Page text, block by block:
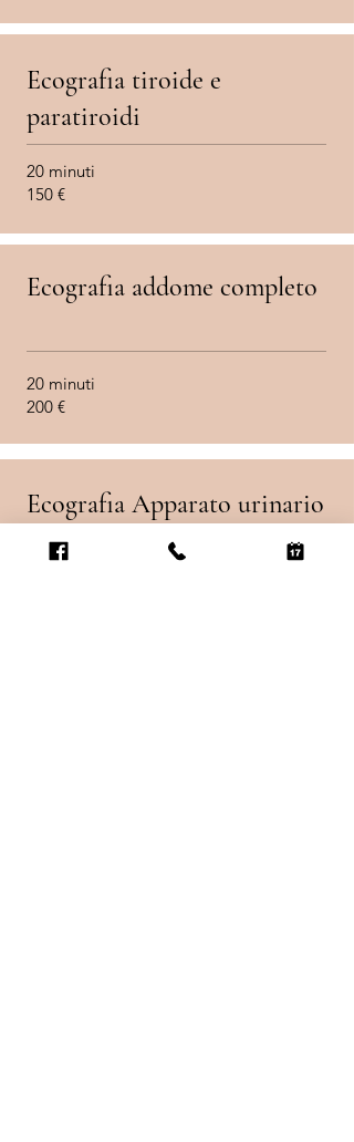
Ecografia tiroide e
paratiroidi
20 minuti
150 €
Ecografia addome completo
20 minuti
200 €
Ecografia Apparato urinario